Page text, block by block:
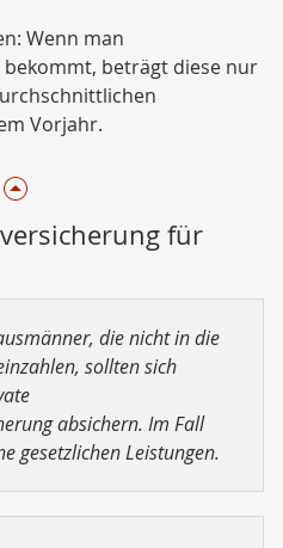
Wenn man
beträgt diese nur
Vorjahr.
für
die nicht in die
sollten sich
absichern. Im Fall
gesetzlichen Leistungen.